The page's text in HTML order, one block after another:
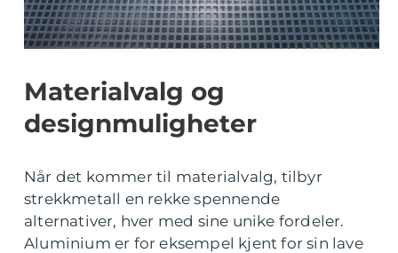
Materialvalg og
designmuligheter
Når det kommer til materialvalg, tilbyr
strekkmetall en rekke spennende
alternativer, hver med sine unike fordeler.
Aluminium er for eksempel kjent for sin lave